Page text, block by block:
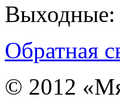
Выходные:
Обратная
© 2012